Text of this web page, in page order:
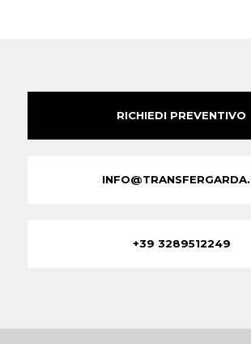
RICHIEDI PREVENTIVO
+39 3289512249